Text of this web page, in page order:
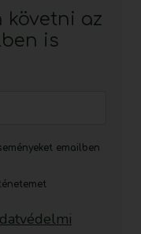
követni az
is
emailben